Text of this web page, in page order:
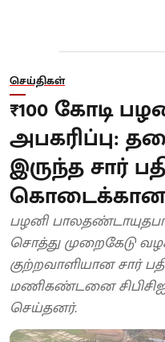
செய்திகள்
₹100 கோடி
அபகரிப்பு:
இருந்த சார்
பழனி
சொத்து முறைகேடு
குற்றவாளியான சார்
மணிகண்டனை
செய்தனர்.